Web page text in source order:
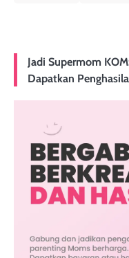
Jadi Supermom
Dapatkan